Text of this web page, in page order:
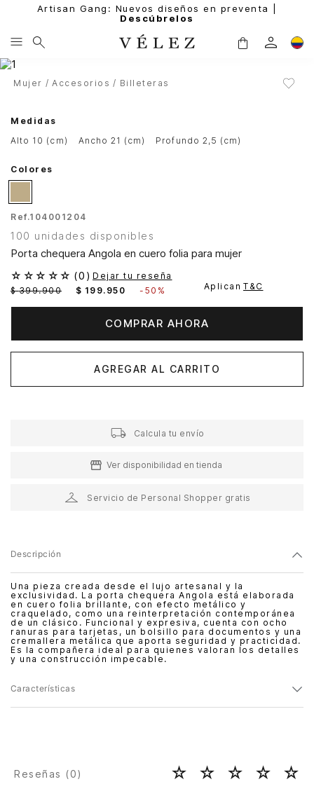
Artisan Gang: Nuevos diseños en preventa |
Descúbrelos
Mujer Accesorios Billeteras
Medidas
alto 10 (cm)
ancho 21 (cm) profundo 2,5 (cm)
Colores
Ref.104001204
100 unidades disponibles
Porta chequera Angola en cuero folia para mujer
☆ ☆ ☆ ☆ ☆ (0 ) Dejar tu reseña
$ 399.900 $ 199. 950 - 50% Aplican T&C
COMPRAR AHORA
AGREGAR AL CARRITO
Calcula tu envío
Ver disponibilidad en tienda
Servicio de Personal Shopper gratis
Descripción
Una pieza creada desde el lujo artesanal y la
exclusividad. La porta chequera Angola está elaborada
en cuero folia brillante, con efecto metálico y
craquelado, como una reinterpretación contemporánea
de un clásico. Funcional y expresiva, cuenta con ocho
ranuras para tarjetas, un bolsillo para documentos y una
cremallera metálica que aporta seguridad y practicidad.
Es la compañera ideal para quienes valoran los detalles
y una construcción impecable.
Características
Reseñas (0) ☆ ☆ ☆ ☆ ☆